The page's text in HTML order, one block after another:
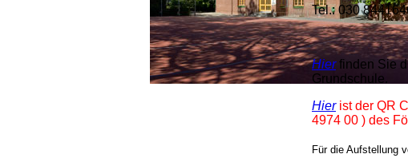
Tel.: 030
Hierfinden Sie
Grundschule.
Hierist der QR
4974 00 ) des
Für die Aufstellung